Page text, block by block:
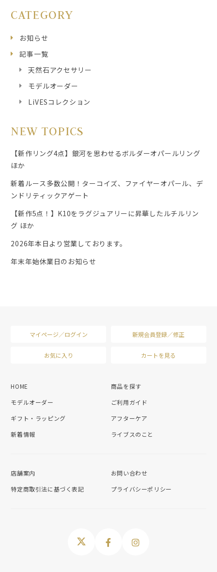
CATEGORY
お知らせ
記事一覧
天然石アクセサリー
モデルオーダー
LiVESコレクション
NEW TOPICS
【新作リング4点】銀河を思わせるボルダーオパールリング
ほか
新着ルース多数公開！ターコイズ、ファイヤーオパール、デ
ンドリティックアゲート
【新作5点！】K10をラグジュアリーに昇華したルチルリン
グ ほか
2026年本日より営業しております。
年末年始休業日のお知らせ
マイページ／ログイン 新規会員登録／修正
お気に入り カートを見る
HOME
商品を探す
モデルオーダー
ご利用ガイド
ギフト・ラッピング
アフターケア
新着情報
ライブスのこと
店舗案内
お問い合わせ
特定商取引法に基づく表記
プライバシーポリシー